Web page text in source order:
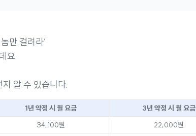
만 걸려라’
요.
알 수 있습니다.
1년 약정 시 월 요금 3년 약정 시 월 요금
34,100원 22,000원